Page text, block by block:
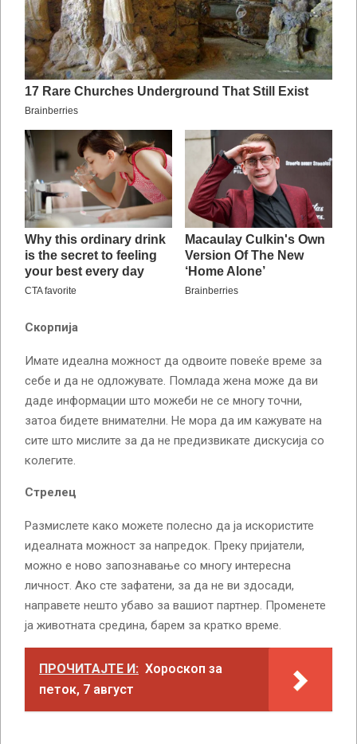
Скорпија
Имате идеална можност да одвоите повеќе време за
себе и да не одложувате. Помлада жена може да ви
даде информации што можеби не се многу точни,
затоа бидете внимателни. Не мора да им кажувате на
сите што мислите за да не предизвикате дискусија со
колегите.
Стрелец
Размислете како можете полесно да ја искористите
идеалната можност за напредок. Преку пријатели,
можно е ново запознавање со многу интересна
личност. Ако сте зафатени, за да не ви здосади,
направете нешто убаво за вашиот партнер. Променете
ја животната средина, барем за кратко време.
ПРОЧИТАЈТЕ И: Хороскоп за
петок, 7 август